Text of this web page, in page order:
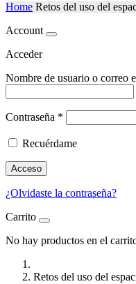
Home Retos del uso del
Account
Acceder
Nombre de usuario o correo
Contraseña *
Recuérdame
Acceso
¿Olvidaste la contraseña?
Carrito
No hay productos en el
Retos del uso del